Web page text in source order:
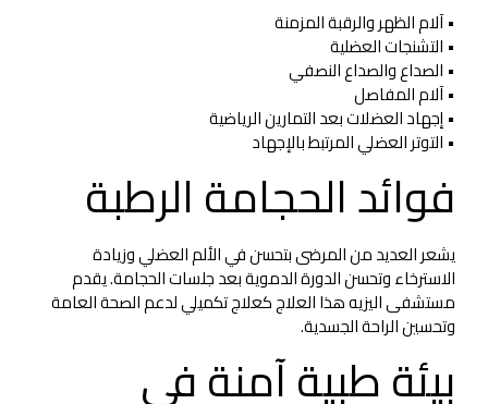
• آلام الظهر والرقبة المزمنة
• التشنجات العضلية
• الصداع والصداع النصفي
• آلام المفاصل
• إجهاد العضلات بعد التمارين الرياضية
• التوتر العضلي المرتبط بالإجهاد
فوائد الحجامة الرطبة
يشعر العديد من المرضى بتحسن في الألم العضلي وزيادة
الاسترخاء وتحسن الدورة الدموية بعد جلسات الحجامة. يقدم
مستشفى اليزيه هذا العلاج كعلاج تكميلي لدعم الصحة العامة
وتحسين الراحة الجسدية.
بيئة طبية آمنة في